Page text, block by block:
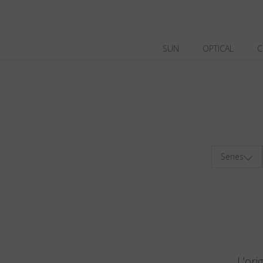
SUN OPTICAL
Series